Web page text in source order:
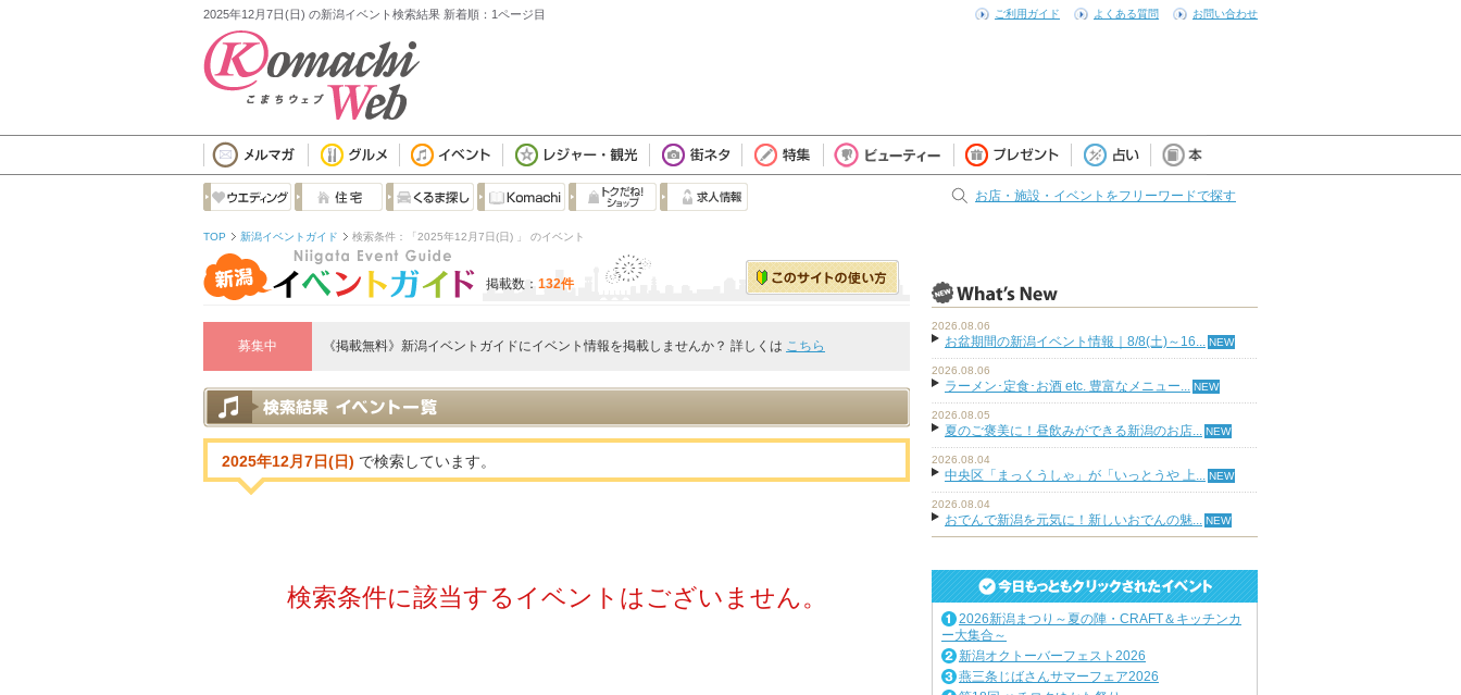
2025年12月7日(日) の新潟イベント検索結果 新着順：1ページ目 ご利用ガイド よくある質問 お問い合わせ
お店・施設・イベントをフリーワードで探す
TOP 新潟イベントガイド 検索条件：「2025年12月7日(日) 」 のイベント
掲載数： 132件
募集中 《掲載無料》新潟イベントガイドにイベント情報を掲載しませんか？ 詳しくは こちら
2025年12月7日(日) で検索しています。
検索条件に該当するイベントはございません。
2026.08.06
お盆期間の新潟イベント情報｜8/8(土)～16...
2026.08.06
ラーメン･定食･お酒 etc. 豊富なメニュー...
2026.08.05
夏のご褒美に！昼飲みができる新潟のお店...
2026.08.04
中央区「まっくうしゃ」が「いっとうや 上...
2026.08.04
おでんで新潟を元気に！新しいおでんの魅...
2026新潟まつり～夏の陣・CRAFT＆キッチンカ
ー大集合～
新潟オクトーバーフェスト2026
燕三条じばさんサマーフェア2026